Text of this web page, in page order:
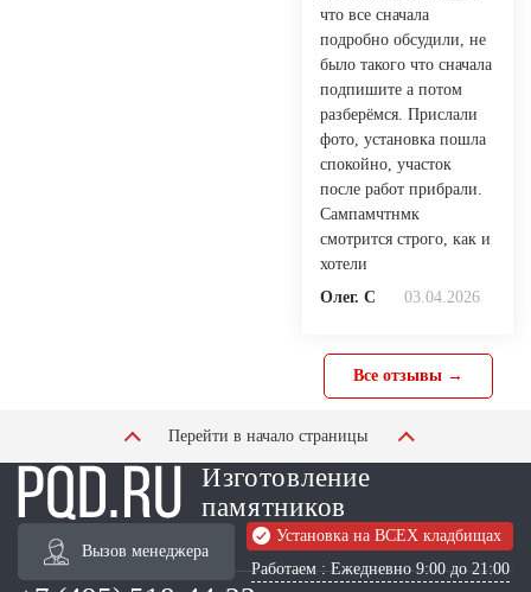
что все сначала
подробно обсудили, не
было такого что сначала
подпишите а потом
разберёмся. Прислали
фото, установка пошла
спокойно, участок
после работ прибрали.
Сампамчтнмк
смотрится строго, как и
хотели
Олег. С
03.04.2026
Все отзывы →
Перейти в начало страницы
Изготовление
памятников
Вызов менеджера
Установка на ВСЕХ кладбищах
Работаем : Ежедневно 9:00 до 21:00